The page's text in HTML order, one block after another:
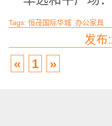
Tags:恒茂国际华城 办公家具
发布
« 1 »